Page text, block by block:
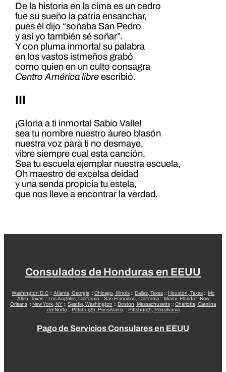
De la historia en la cima es un cedro
fue su sueño la patria ensanchar,
pues él dijo “soñaba San Pedro
y así yo también sé soñar”.
Y con pluma inmortal su palabra
en los vastos istmeños grabó
como quien en un culto consagra
Centro América libreescribió.
III
¡Gloria a ti inmortal Sabio Valle!
sea tu nombre nuestro áureo blasón
nuestra voz para ti no desmaye,
vibre siempre cual esta canción.
Sea tu escuela ejemplar nuestra escuela,
Oh maestro de excelsa deidad
y una senda propicia tu estela,
que nos lleve a encontrar la verdad.
Consulados de Honduras en EEUU
Washington D.C :: Atlanta, Georgia :: Chicago, Illinois :: Dallas, Texas :: Houston, Texas :: Mc
Allen, Texas:: Los Angeles, California:: San Francisco, California:: Miami, Florida:: New
Orleans :: New York, NY :: Seattle, Washington :: Boston, Massachusetts :: Charlotte, Carolina
del Norte:: Pittsburgh, Pensilvania:: Pittsburgh, Pensilvania
Pago de Servicios Consulares en EEUU